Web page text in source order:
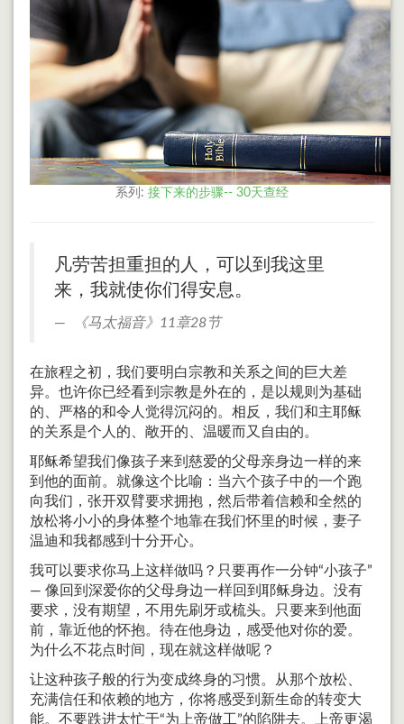
系列: 接下来的步骤-- 30天查经
凡劳苦担重担的人，可以到我这里
来，我就使你们得安息。
《马太福音》11章28节
在旅程之初，我们要明白宗教和关系之间的巨大差
异。也许你已经看到宗教是外在的，是以规则为基础
的、严格的和令人觉得沉闷的。相反，我们和主耶稣
的关系是个人的、敞开的、温暖而又自由的。
耶稣希望我们像孩子来到慈爱的父母亲身边一样的来
到他的面前。就像这个比喻：当六个孩子中的一个跑
向我们，张开双臂要求拥抱，然后带着信赖和全然的
放松将小小的身体整个地靠在我们怀里的时候，妻子
温迪和我都感到十分开心。
我可以要求你马上这样做吗？只要再作一分钟“小孩子”
— 像回到深爱你的父母身边一样回到耶稣身边。没有
要求，没有期望，不用先刷牙或梳头。只要来到他面
前，靠近他的怀抱。待在他身边，感受他对你的爱。
为什么不花点时间，现在就这样做呢？
让这种孩子般的行为变成终身的习惯。从那个放松、
充满信任和依赖的地方，你将感受到新生命的转变大
能。不要跌进太忙于“为上帝做工”的陷阱去。上帝更渴